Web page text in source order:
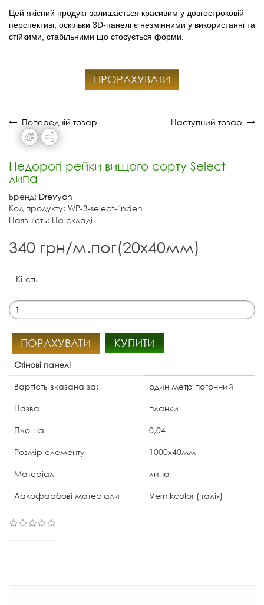
Цей якісний продукт залишається красивим у довгостроковій
перспективі, оскільки 3D-панелі є незмінними у використанні та
стійкими, стабільними що стосується форми.
ПРОРАХУВАТИ
Попередній товар Наступний товар
Недорогі рейки вищого сорту Select
липа
Бренд: Drevych
Код продукту: WP-3-select-linden
Наявність: На складі
340 грн/м.пог(20х40мм)
Кі-сть
ПОРАХУВАТИ КУПИТИ
Стінові панелі
Вартість вказана за:
один метр погонний
Назва
планки
Площа
0,04
Розмір елементу
1000х40мм
Матеріал
липа
Лакофарбові матеріали
Vernikcolor (Італія)